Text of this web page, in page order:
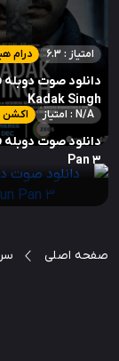
درام امتیاز : 6.3
دانلود صوت دوبله
Kadak Singh
اکشن امتیاز : N/A
Pan 3
صفحه اصلی